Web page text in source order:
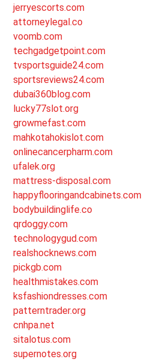
jerryescorts.com
attorneylegal.co
voomb.com
techgadgetpoint.com
tvsportsguide24.com
sportsreviews24.com
dubai360blog.com
lucky77slot.org
growmefast.com
mahkotahokislot.com
onlinecancerpharm.com
ufalek.org
mattress-disposal.com
happyflooringandcabinets.com
bodybuildinglife.co
qrdoggy.com
technologygud.com
realshocknews.com
pickgb.com
healthmistakes.com
ksfashiondresses.com
patterntrader.org
cnhpa.net
sitalotus.com
supernotes.org